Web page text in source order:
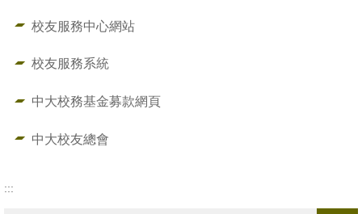
校友服務中心網站
校友服務系統
中大校務基金募款網頁
中大校友總會
:::